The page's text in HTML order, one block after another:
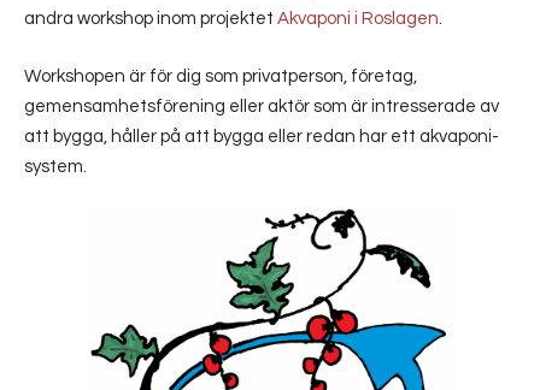
andra workshop inom projektet Akvaponi i Roslagen.
Workshopen är för dig som privatperson, företag,
gemensamhetsförening eller aktör som är intresserade av
att bygga, håller på att bygga eller redan har ett akvaponi-
system.